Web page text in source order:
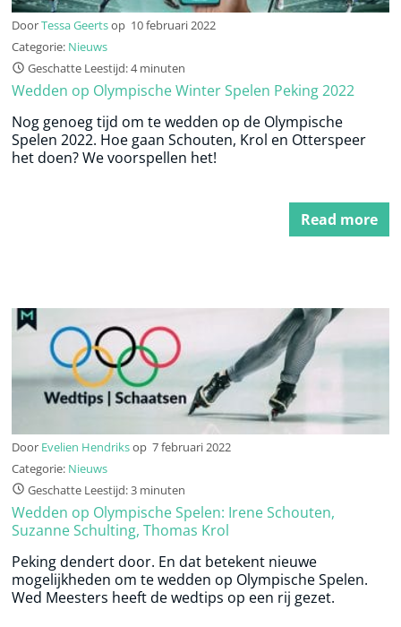
DoorTessa Geertsop 10 februari 2022
Categorie: Nieuws
Geschatte Leestijd: 4 minuten
Wedden op Olympische Winter Spelen Peking 2022
Nog genoeg tijd om te wedden op de Olympische
Spelen 2022. Hoe gaan Schouten, Krol en Otterspeer
het doen? We voorspellen het!
Read more
Door Evelien Hendriksop 7 februari 2022
Categorie: Nieuws
Geschatte Leestijd: 3 minuten
Wedden op Olympische Spelen: Irene Schouten,
Suzanne Schulting, Thomas Krol
Peking dendert door. En dat betekent nieuwe
mogelijkheden om te wedden op Olympische Spelen.
Wed Meesters heeft de wedtips op een rij gezet.